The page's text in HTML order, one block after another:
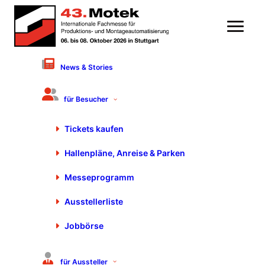
News & Stories
für Besucher
Tickets kaufen
Hallenpläne, Anreise & Parken
Messeprogramm
Ausstellerliste
Jobbörse
für Aussteller
Software für Montage
erobert Motek/Bondexpo